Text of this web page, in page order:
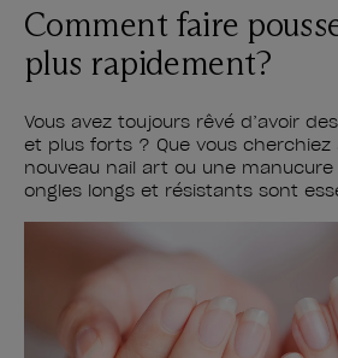
Comment faire
plus rapidement?
Vous avez toujours rêvé d’avoir
et plus forts ? Que vous cherchiez
nouveau nail art ou une manucure
ongles longs et résistants sont